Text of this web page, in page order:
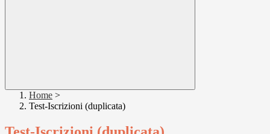
Home >
Test-Iscrizioni (duplicata)